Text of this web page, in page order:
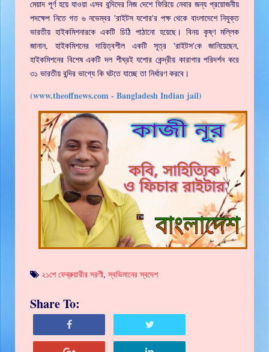
মেয়াদ পূর্ণ হয়ে যাওয়া এসব বন্দিদের নিজ দেশে ফিরিয়ে নেবার জন্য প্রয়োজনীয়
পদক্ষেপ নিতে গত ৬ নভেম্বর 'রাইটস যশোর'র পক্ষ থেকে বাংলাদেশে নিযুক্ত
ভারতীয় হাইকমিশনারকে একটি চিঠি পাঠানো হয়েছে। বিনয় কৃষ্ণ মল্লিক
জানান, হাইকমিশনের দায়িত্বশীল একটি সূত্র 'রাইটস'কে জানিয়েছেন,
হাইকমিশনের বিশেষ একটি দল শীঘ্রই যশোর কেন্দ্রীয় কারাগার পরিদর্শন করে
৩১ ভারতীয় বন্দির ভাগ্যে কি ঘটতে যাচ্ছে তা নির্ধারণ করবে।
(www.theoffnews.com - Bangladesh Indian jail)
২১শে ফেব্রুয়ারীর সরণী, স্বভিমানের স্বদেশ
Share To: